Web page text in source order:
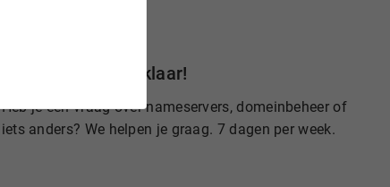
Wij staan voor je klaar!
Heb je een vraag over nameservers, domeinbeheer of
iets anders? We helpen je graag. 7 dagen per week.